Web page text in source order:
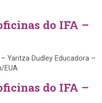
do IFA –
Yaritza Dudley Educadora –
EUA
do IFA –